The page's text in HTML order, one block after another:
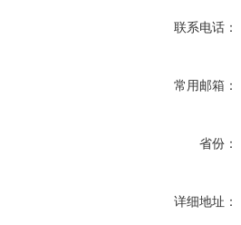
联系电话：
常用邮箱：
省份：
详细地址：